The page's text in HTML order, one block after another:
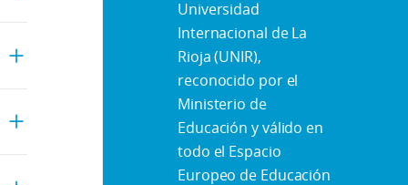
Universidad
Internacional de La
Rioja (UNIR),
reconocido por el
Ministerio de
Educación y válido en
todo el Espacio
Europeo de Educación